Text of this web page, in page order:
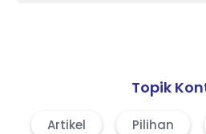
Topik
Artikel Pilihan